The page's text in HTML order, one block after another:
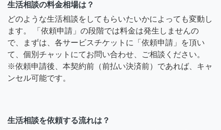
生活相談の料金相場は？
どのような生活相談をしてもらいたいかによっても変動し
ます。 「依頼申請」の段階では料金は発生しませんの
で、まずは、各サービスチケットに「依頼申請」を頂い
て、個別チャットにてお問い合わせ、ご相談ください。
※依頼申請後、本契約前（前払い決済前）であれば、キャ
ンセル可能です。
生活相談を依頼する流れは？